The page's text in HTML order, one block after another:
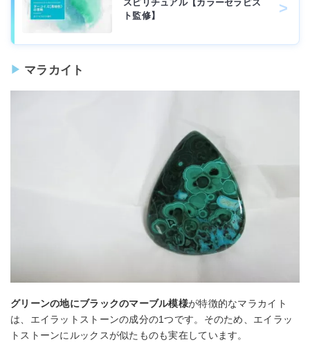
スピリチュアル【カラーセラピス
ト監修】
マラカイト
グリーンの地にブラックのマーブル模様が特徴的なマラカイト
は、エイラットストーンの成分の1つです。そのため、エイラッ
トストーンにルックスが似たものも実在しています。